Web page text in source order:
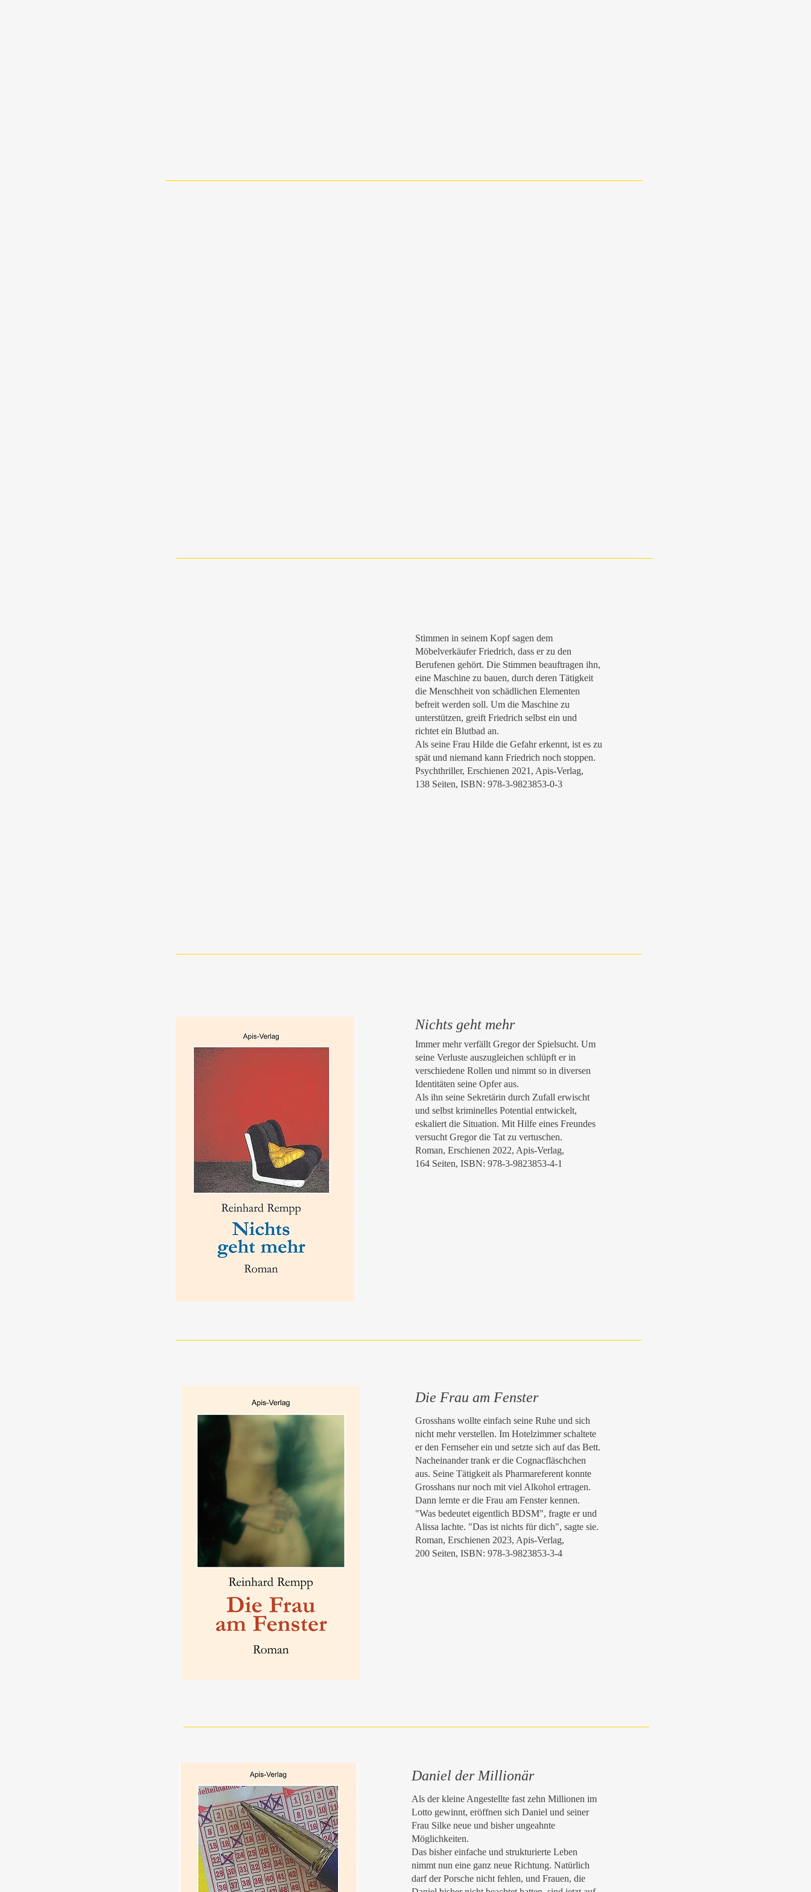
Stimmen in seinem Kopf sagen dem
Möbelverkäufer Friedrich, dass er zu den
Berufenen gehört. Die Stimmen beauftragen ihn,
eine Maschine zu bauen, durch deren Tätigkeit
die Menschheit von schädlichen Elementen
befreit werden soll. Um die Maschine zu
unterstützen, greift Friedrich selbst ein und
richtet ein Blutbad an.
Als seine Frau Hilde die Gefahr erkennt, ist es zu
spät und niemand kann Friedrich noch stoppen.
Psychthriller, Erschienen 2021, Apis-Verlag,
138 Seiten, ISBN: 978-3-9823853-0-3
Nichts geht mehr
Immer mehr verfällt Gregor der Spielsucht. Um
seine Verluste auszugleichen schlüpft er in
verschiedene Rollen und nimmt so in diversen
Identitäten seine Opfer aus.
Als ihn seine Sekretärin durch Zufall erwischt
und selbst kriminelles Potential entwickelt,
eskaliert die Situation. Mit Hilfe eines Freundes
versucht Gregor die Tat zu vertuschen.
Roman, Erschienen 2022, Apis-Verlag,
164 Seiten, ISBN: 978-3-9823853-4-1
Die Frau am Fenster
Grosshans wollte einfach seine Ruhe und sich
nicht mehr verstellen. Im Hotelzimmer schaltete
er den Fernseher ein und setzte sich auf das Bett.
Nacheinander trank er die Cognacfläschchen
aus. Seine Tätigkeit als Pharmareferent konnte
Grosshans nur noch mit viel Alkohol ertragen.
Dann lernte er die Frau am Fenster kennen.
"Was bedeutet eigentlich BDSM", fragte er und
Alissa lachte. "Das ist nichts für dich", sagte sie.
Roman, Erschienen 2023, Apis-Verlag,
200 Seiten, ISBN: 978-3-9823853-3-4
Daniel der Millionär
Als der kleine Angestellte fast zehn Millionen im
Lotto gewinnt, eröffnen sich Daniel und seiner
Frau Silke neue und bisher ungeahnte
Möglichkeiten.
Das bisher einfache und strukturierte Leben
nimmt nun eine ganz neue Richtung. Natürlich
darf der Porsche nicht fehlen, und Frauen, die